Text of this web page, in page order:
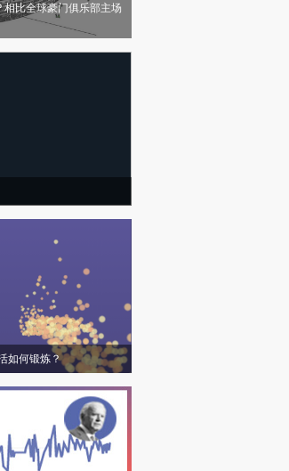
相比全球豪门俱乐部主场
如何锻炼？